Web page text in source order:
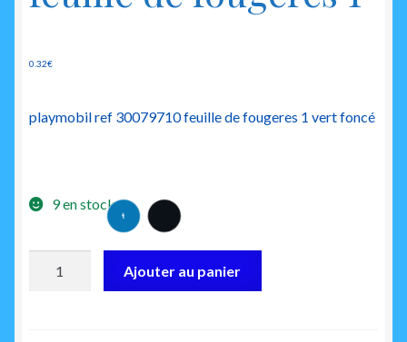
0.32€
playmobil ref 30079710 feuille de fougeres 1 vert foncé
9 en stock
Ajouter au panier